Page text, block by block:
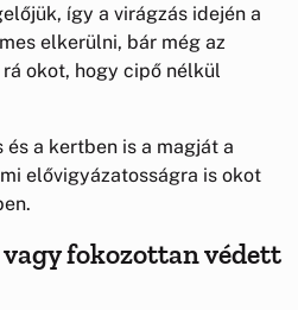
így a virágzás idején a
elkerülni, bár még az
okot, hogy cipő nélkül
a kertben is a magját a
elővigyázatosságra is okot
fokozottan védett